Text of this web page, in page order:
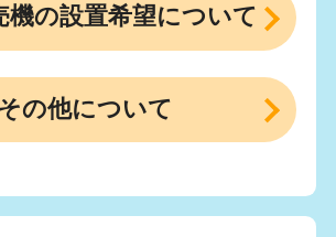
機の設置希望について
の他について